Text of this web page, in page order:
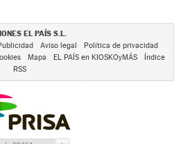
EL PAÍS S.L.
Aviso legal
Política de privacidad
Mapa EL PAÍS en KIOSKOyMÁS
Índice
RSS